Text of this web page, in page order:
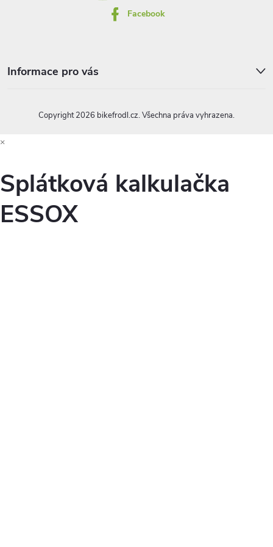
Facebook
Informace pro vás
Copyright 2026 bikefrodl.cz. Všechna práva vyhrazena.
×
Splátková kalkulačka
ESSOX